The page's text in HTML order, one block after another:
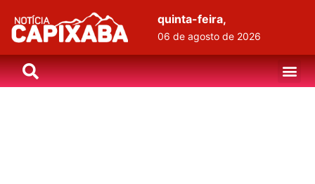
quinta-feira,
06 de agosto de 2026